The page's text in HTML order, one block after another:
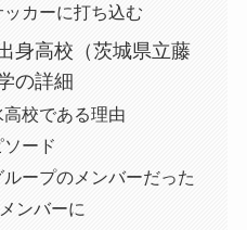
カーに打ち込む
身高校（茨城県立藤
の詳細
校である理由
ード
ープのメンバーだった
ンバーに